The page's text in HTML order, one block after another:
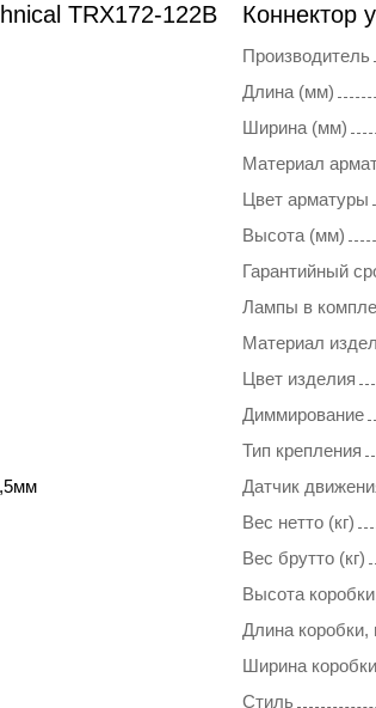
TRX172-122B Коннектор
Производитель
Длина (мм)
Ширина (мм)
Материал
Цвет арматуры
Высота (мм)
Гарантийный
Лампы в
Материал
Цвет изделия
Диммирование
Тип крепления
Датчик
Вес нетто (кг)
Вес брутто (кг)
Высота
Длина
Ширина
Стиль